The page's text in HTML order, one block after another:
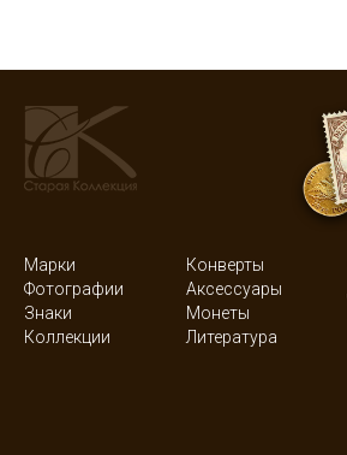
Марки Конверты
Фотографии
Аксессуары
Знаки
Монеты
Коллекции
Литература